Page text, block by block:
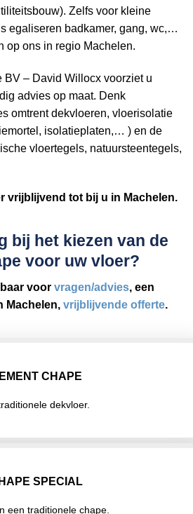
Zelfs voor kleine
egaliseren badkamer, gang, wc,…
op ons in regio Machelen.
BV – David Willocx voorziet u
advies op maat. Denk
omtrent dekvloeren, vloerisolatie
isolatieplaten,… ) en de
vloertegels, natuursteentegels,
vrijblijvend tot bij u in Machelen.
bij het kiezen van de
voor uw vloer?
voor vragen/advies, een
Machelen, vrijblijvende offerte.
CHAPE
dekvloer.
SPECIAL
een traditionele chape.